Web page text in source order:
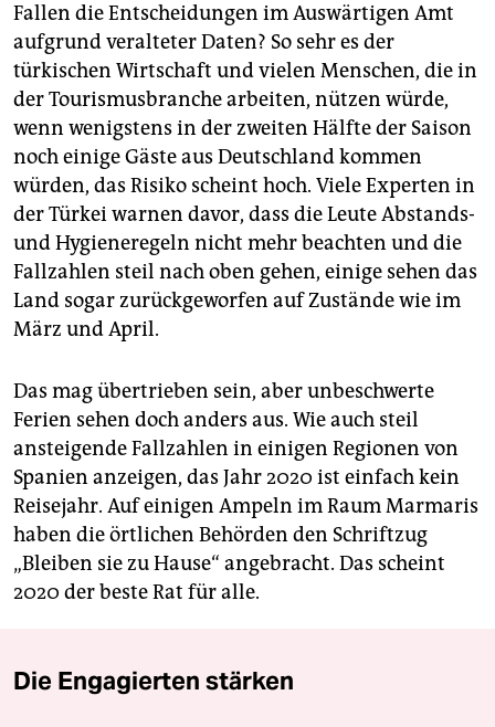
Fallen die Entscheidungen im Auswärtigen Amt
aufgrund veralteter Daten? So sehr es der
türkischen Wirtschaft und vielen Menschen, die in
der Tourismusbranche arbeiten, nützen würde,
wenn wenigstens in der zweiten Hälfte der Saison
noch einige Gäste aus Deutschland kommen
würden, das Risiko scheint hoch. Viele Experten in
der Türkei warnen davor, dass die Leute Abstands-
und Hygieneregeln nicht mehr beachten und die
Fallzahlen steil nach oben gehen, einige sehen das
Land sogar zurückgeworfen auf Zustände wie im
März und April.
Das mag übertrieben sein, aber unbeschwerte
Ferien sehen doch anders aus. Wie auch steil
ansteigende Fallzahlen in einigen Regionen von
Spanien anzeigen, das Jahr 2020 ist einfach kein
Reisejahr. Auf einigen Ampeln im Raum Marmaris
haben die örtlichen Behörden den Schriftzug
„Bleiben sie zu Hause“ angebracht. Das scheint
2020 der beste Rat für alle.
Die Engagierten stärken